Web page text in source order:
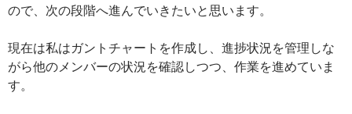
ので、次の段階へ進んでいきたいと思います。
現在は私はガントチャートを作成し、進捗状況を管理しな
がら他のメンバーの状況を確認しつつ、作業を進めていま
す。